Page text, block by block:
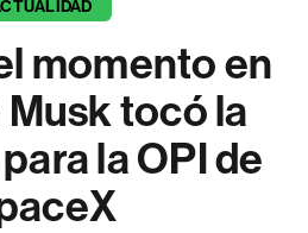
momento en
tocó la
la OPI de